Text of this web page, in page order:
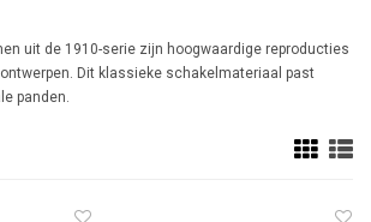
uit de 1910-serie zijn hoogwaardige reproducties
Dit klassieke schakelmateriaal past
panden.